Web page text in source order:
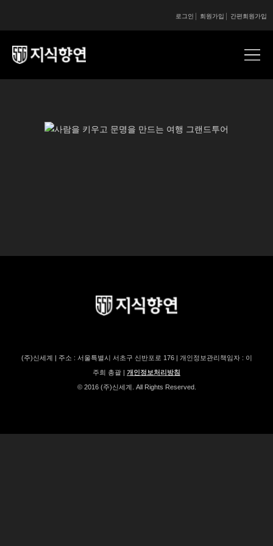
간편회원가입
회원가입
로그인
(주)신세계 | 주소 : 서울특별시 서초구 신반포로 176 | 개인정보관리책임자 : 이
주희 총괄 | 개인정보처리방침